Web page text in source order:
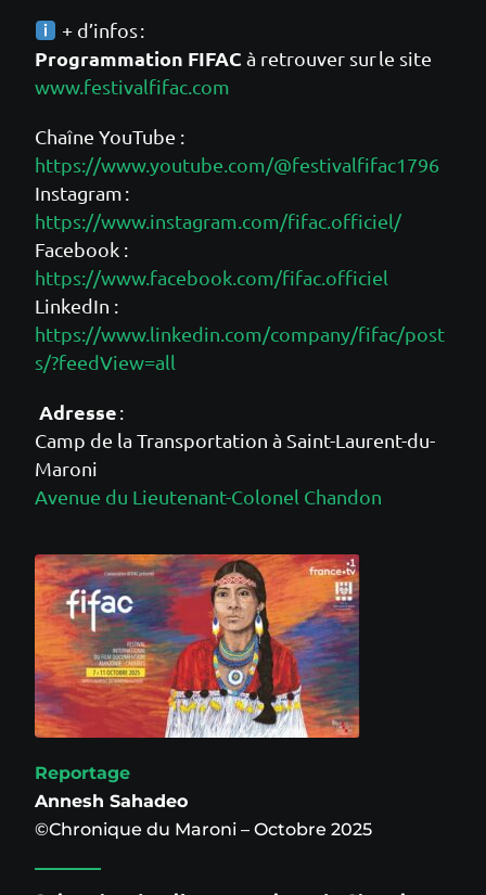
+ d’infos :
Programmation FIFAC à retrouver sur le site
www.festivalfifac.com
Chaîne YouTube :
https://www.youtube.com/@festivalfifac1796
Instagram :
https://www.instagram.com/fifac.officiel/
Facebook :
https://www.facebook.com/fifac.officiel
LinkedIn :
https://www.linkedin.com/company/fifac/post
s/?feedView=all
Adresse:
Camp de la Transportation à Saint-Laurent-du-
Maroni
Avenue du Lieutenant-Colonel Chandon
Reportage
Annesh Sahadeo
©Chronique du Maroni – Octobre 2025